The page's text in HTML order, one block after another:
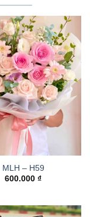
MLH – H59
600.000 ₫